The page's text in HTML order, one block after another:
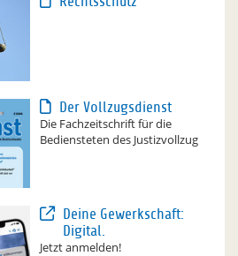
Der Vollzugsdienst
Die Fachzeitschrift für die
Bediensteten des Justizvollzug
Deine Gewerkschaft:
Digital.
Jetzt anmelden!